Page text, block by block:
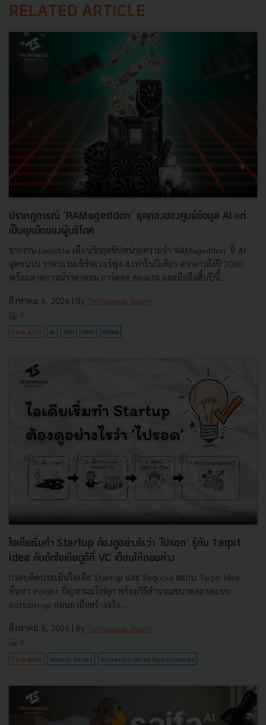
RELATED ARTICLE
ปรากฏการณ์ ‘RAMageddon’ ยุคทองของศูนย์ข้อมูล AI แต่
เป็นยุคมืดของผู้บริโภค
รายงาน Deloitte เตือนวิกฤตชิปหน่วยความจำ 'RAMageddon' ที่ AI
จุดชนวน ราคาแรมเซิร์ฟเวอร์พุ่ง 4 เท่าในปีเดียว ลากยาวถึงปี 2030
พร้อมคาดการณ์ราคาคอม การ์ดจอ สตอเรจ และมือถือสิ้นปีนี้...
สิงหาคม 6, 2026 | By Techsauce Team
0
Tech & Biz AI SSD GPU DRAM
ไอเดียเริ่มทำ Startup ต้องดูอย่างไรว่า ‘ไปรอด’ รู้ทัน Tarpit
Idea กับดักไอเดียดูดีที่ VC เตือนให้ถอยห่าง
กรอบคิดประเมินไอเดีย Startup และ Sequoia สแกน Tarpit Idea
ค้นหา Insight ปัญหาผมไฟลุก พร้อมวิธีคำนวณขนาดตลาดแบบ
Bottom-up ก่อนลงมือสร้างจริง...
สิงหาคม 5, 2026 | By Techsauce Team
0
Tech & Biz Startup Series Market Insight to Opportunities